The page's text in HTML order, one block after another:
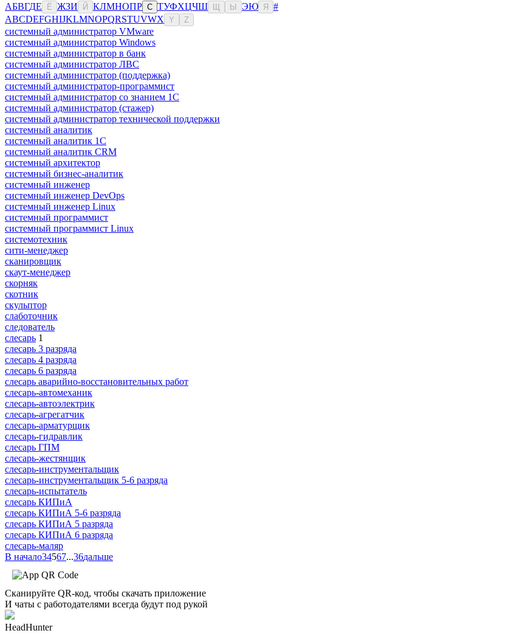
АБВГДЕ Ё ЖЗИ Й КЛМНОПР С ТУФХЦЧШ Ы ЭЮ Я
#
ABCDEFGHIJKLMNOPQRSTUVWX Y Z
системный администратор VMware
системный администратор Windows
системный администратор в банк
системный администратор ЛВС
системный администратор (поддержка)
системный администратор-программист
системный администратор со знанием 1С
системный администратор (стажер)
системный администратор технической поддержки
системный аналитик
системный аналитик 1С
системный аналитик CRM
системный архитектор
системный бизнес-аналитик
системный инженер
системный инженер DevOps
системный инженер Linux
системный программист
системный программист Linux
системотехник
сити-менеджер
сканировщик
скаут-менеджер
скорняк
скотник
скульптор
слаботочник
следователь
слесарь 1
слесарь 3 разряда
слесарь 4 разряда
слесарь 6 разряда
слесарь аварийно-восстановительных работ
слесарь-автомеханик
слесарь-автоэлектрик
слесарь-агрегатчик
слесарь-арматурщик
слесарь-гидравлик
слесарь ГПМ
слесарь-жестянщик
слесарь-инструментальщик
слесарь-инструментальщик 5-6 разряда
слесарь-испытатель
слесарь КИПиА
слесарь КИПиА 5-6 разряда
слесарь КИПиА 5 разряда
слесарь КИПиА 6 разряда
слесарь-маляр
В начало34567...36дальше
Сканируйте QR-код, чтобы скачать приложение
И чаты с работодателями всегда будут под рукой
HeadHunter